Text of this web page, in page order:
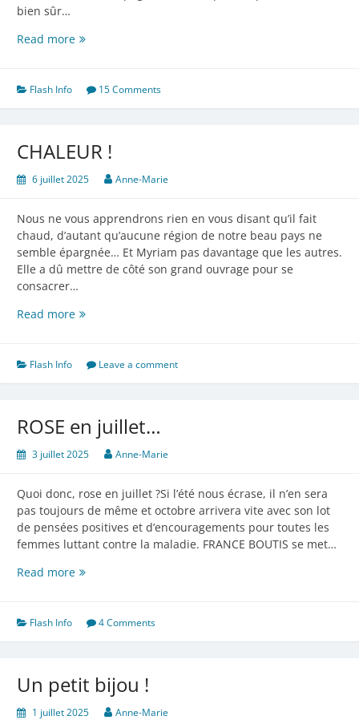
bien sûr…
Read moreWaouuuh
Flash Info 15 Comments
CHALEUR !
6 juillet 2025 Anne-Marie
Nous ne vous apprendrons rien en vous disant qu’il fait
chaud, d’autant qu’aucune région de notre beau pays ne
semble épargnée… Et Myriam pas davantage que les autres.
Elle a dû mettre de côté son grand ouvrage pour se
consacrer…
Read moreCHALEUR
Flash Info Leave a comment
ROSE en juillet…
3 juillet 2025 Anne-Marie
Quoi donc, rose en juillet ?Si l’été nous écrase, il n’en sera
pas toujours de même et octobre arrivera vite avec son lot
de pensées positives et d’encouragements pour toutes les
femmes luttant contre la maladie. FRANCE BOUTIS se met…
Read moreROSE
Flash Info 4 Comments
Un petit bijou !
1 juillet 2025 Anne-Marie